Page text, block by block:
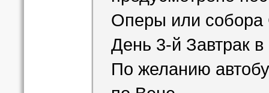
Оперы или собора
День 3-й Завтрак в
По желанию